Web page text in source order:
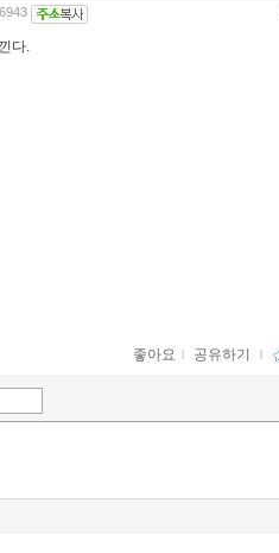
다.
좋아요 ｌ 공유하기 ｌ